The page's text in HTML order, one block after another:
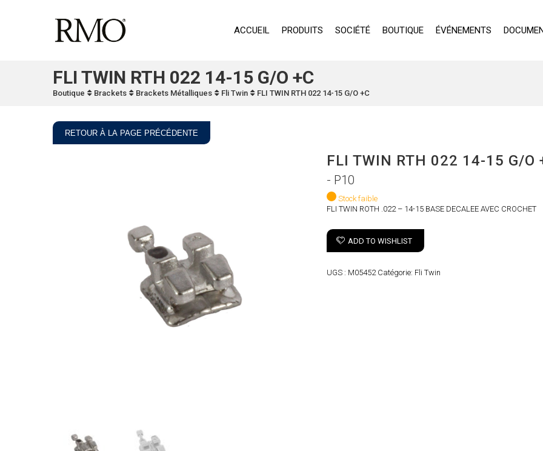
ACCUEIL PRODUITS SOCIÉTÉ BOUTIQUE ÉVÉNEMENTS
FLI TWIN RTH 022 14-15 G/O +C
Boutique Brackets Brackets Métalliques Fli Twin FLI TWIN RTH 022 14-15 G/O +C
RETOUR À LA PAGE PRÉCÉDENTE
FLI TWIN RTH 022 14-15 G/O
- P10
Stock faible
FLI TWIN ROTH .022 – 14-15 BASE DECALEE AVEC CROCHET
ADD TO WISHLIST
UGS : M05452 Catégorie: Fli Twin